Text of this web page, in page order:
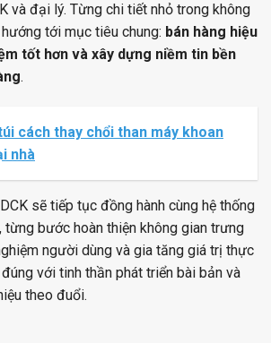
và đại lý. Từng chi tiết nhỏ trong không
tới mục tiêu chung: bán hàng hiệu
tốt hơn và xây dựng niềm tin bền
.
cách thay chổi than máy khoan
nhà
sẽ tiếp tục đồng hành cùng hệ thống
bước hoàn thiện không gian trưng
người dùng và gia tăng giá trị thực
với tinh thần phát triển bài bản và
theo đuổi.